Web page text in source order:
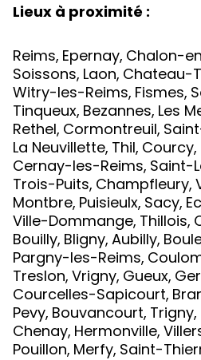
Lieux à proximité :
Reims, Epernay, Chalon-
Soissons, Laon, Chateau-
Witry-les-Reims, Fismes,
Tinqueux, Bezannes, Les
Rethel, Cormontreuil,
La Neuvillette, Thil, Courcy,
Cernay-les-Reims, Saint-
Trois-Puits, Champfleury,
Montbre, Puisieulx, Sacy,
Ville-Dommange, Thillois,
Bouilly, Bligny, Aubilly,
Pargny-les-Reims,
Treslon, Vrigny, Gueux,
Courcelles-Sapicourt,
Pevy, Bouvancourt, Trigny,
Chenay, Hermonville,
Pouillon, Merfy, Saint-